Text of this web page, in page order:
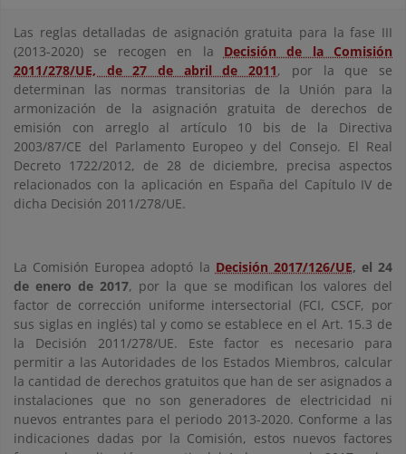
Las reglas detalladas de asignación gratuita para la fase III
(2013-2020) se recogen en la Decisión de la Comisión
2011/278/UE, de 27 de abril de 2011, por la que se
determinan las normas transitorias de la Unión para la
armonización de la asignación gratuita de derechos de
emisión con arreglo al artículo 10 bis de la Directiva
2003/87/CE del Parlamento Europeo y del Consejo. El Real
Decreto 1722/2012, de 28 de diciembre, precisa aspectos
relacionados con la aplicación en España del Capítulo IV de
dicha Decisión 2011/278/UE.
La Comisión Europea adoptó la Decisión 2017/126/UE, el 24
de enero de 2017, por la que se modifican los valores del
factor de corrección uniforme intersectorial (FCI, CSCF, por
sus siglas en inglés) tal y como se establece en el Art. 15.3 de
la Decisión 2011/278/UE. Este factor es necesario para
permitir a las Autoridades de los Estados Miembros, calcular
la cantidad de derechos gratuitos que han de ser asignados a
instalaciones que no son generadores de electricidad ni
nuevos entrantes para el periodo 2013-2020. Conforme a las
indicaciones dadas por la Comisión, estos nuevos factores